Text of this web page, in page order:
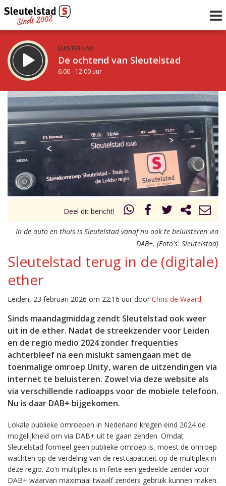
LUISTER LIVE:
De ochtend van Sleutelstad
6.00 - 12.00 uur
STRAKS:
De middag van Sleutelstad
12.00 - 18.00 uur
Vorig uur
uur 1 van 0 Volgend uur
Deel dit bericht!
In de auto en thuis is Sleutelstad vanaf nu ook te beluisteren via
DAB+. (Foto's: Sleutelstad)
Sleutelstad terug in de (digitale)
ether
Leiden, 23 februari 2026 om 22:16 uur door Chris de Waard
Sinds maandagmiddag zendt Sleutelstad ook weer
uit in de ether. Nadat de streekzender voor Leiden
en de regio medio 2024 zonder frequenties
achterbleef na een mislukt samengaan met de
toenmalige omroep Unity, waren de uitzendingen via
internet te beluisteren. Zowel via deze website als
via verschillende radioapps voor de mobiele telefoon.
Nu is daar DAB+ bijgekomen.
Lokale publieke omroepen in Nederland kregen eind 2024 de
mogelijkheid om via DAB+ uit te gaan zenden. Omdat
Sleutelstad formeel geen publieke omroep is, moest de omroep
wachten op de verdeling van de restcapaciteit op de multiplex in
deze regio. Zo’n multiplex is in feite een gedeelde zender voor
DAB+ waarvan maximaal twaalf zenders gebruik kunnen maken.